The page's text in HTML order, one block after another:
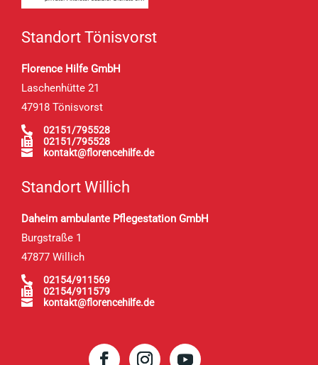
Standort Tönisvorst
Florence Hilfe GmbH
Laschenhütte 21
47918 Tönisvorst

02151/795528

02151/795528

kontakt@florencehilfe.de
Standort Willich
Daheim ambulante Pflegestation GmbH
Burgstraße 1
47877 Willich

02154/911569

02154/911579

kontakt@florencehilfe.de